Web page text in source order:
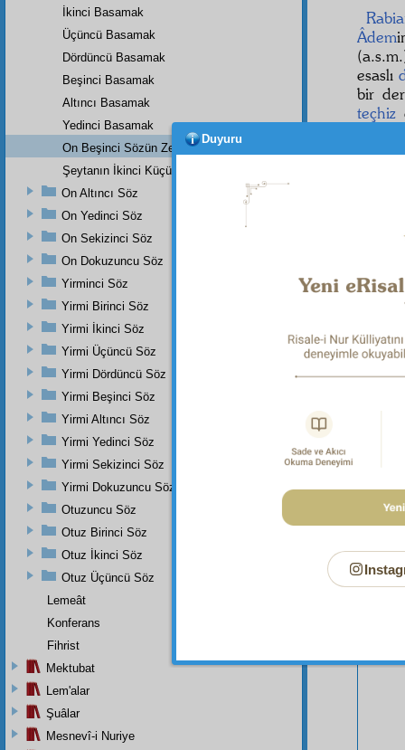
Âdem
esaslı
bir
teçhiz
İkinci Basamak
Üçüncü Basamak
Dördüncü Basamak
Beşinci Basamak
Altıncı Basamak
Yedinci Basamak
On Beşinci Sözün Zeyli
Şeytanın İkinci Küçük Bir İtirazı
On Altıncı Söz
On Yedinci Söz
On Sekizinci Söz
On Dokuzuncu Söz
Yirminci Söz
Yirmi Birinci Söz
Yirmi İkinci Söz
Yirmi Üçüncü Söz
Yirmi Dördüncü Söz
Yirmi Beşinci Söz
Yirmi Altıncı Söz
Yirmi Yedinci Söz
Yirmi Sekizinci Söz
Yirmi Dokuzuncu Söz
Otuzuncu Söz
Otuz Birinci Söz
Otuz İkinci Söz
Otuz Üçüncü Söz
Lemeât
Konferans
Fihrist
Mektubat
Lem'alar
Şuâlar
Mesnevî-i Nuriye
Duyuru